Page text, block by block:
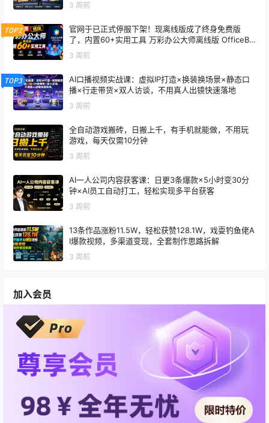
3 周前
TOP2
官网于已正式停服下架！现离线版成了终身免费版
了，内置60+实用工具 万彩办公大师离线版 OfficeBo
x
3 周前
TOP3
AI口播视频实战课：虚拟IP打造×换装换场景×静态口
播×行走带货×双人访谈，不用真人出镜快速落地
3 周前
全自动游戏搬砖，日搬上千，有手机就能做，不用玩
游戏，每天仅需10分钟
3 周前
AI一人公司内容获客课：日更3条爆款×5小时变30分
钟×AI员工自动打工，轻松实现多平台获客
3 周前
13条作品涨粉11.5W，轻松获赞128.1W，戏耍钓鱼佬A
I爆款视频，多渠道变现，全套制作思路拆解
3 周前
加入会员